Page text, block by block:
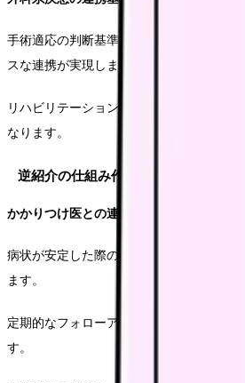
手術適応の判断基準や術後管理の方針を
スな連携が実現します。
リハビリテーション計画の共有により、
なります。
逆紹介の仕組み作り
かかりつけ医との連携強化
病状が安定した際の逆紹介基準を明確化
ます。
定期的なフォローアップ報告により、継
す。